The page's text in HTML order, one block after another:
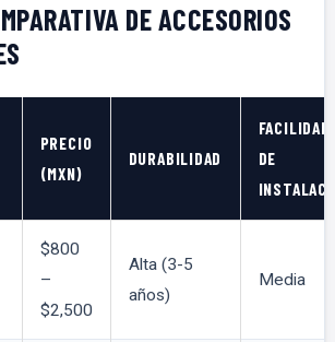
DE ACCESORIOS
PRECIO
(MXN)
DURABILIDAD
FACILIDAD
DE
$800
–
$2,500
Alta (3-5
años)
Media